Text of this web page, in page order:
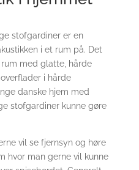
stofgardiner er en
i et rum på. Det
med glatte, hårde
i hårde
danske hjem med
stofgardiner kunne gøre
vil se fjernsyn og høre
hvor man gerne vil kunne